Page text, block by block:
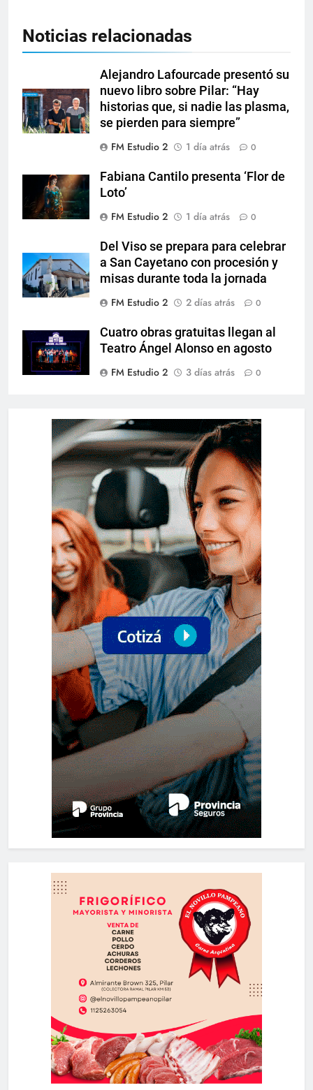
Noticias relacionadas
Alejandro Lafourcade presentó su
nuevo libro sobre Pilar: “Hay
historias que, si nadie las plasma,
se pierden para siempre”
FM Estudio 2
1 día atrás 0
Fabiana Cantilo presenta ‘Flor de
Loto’
FM Estudio 2
1 día atrás 0
Del Viso se prepara para celebrar
a San Cayetano con procesión y
misas durante toda la jornada
FM Estudio 2
2 días atrás 0
Cuatro obras gratuitas llegan al
Teatro Ángel Alonso en agosto
FM Estudio 2
3 días atrás 0